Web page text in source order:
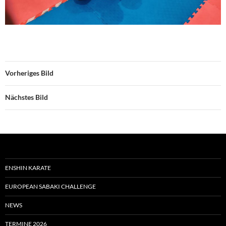
Vorheriges Bild
Nächstes Bild
ENSHIN KARATE
EUROPEAN SABAKI CHALLENGE
NEWS
TERMINE 2026